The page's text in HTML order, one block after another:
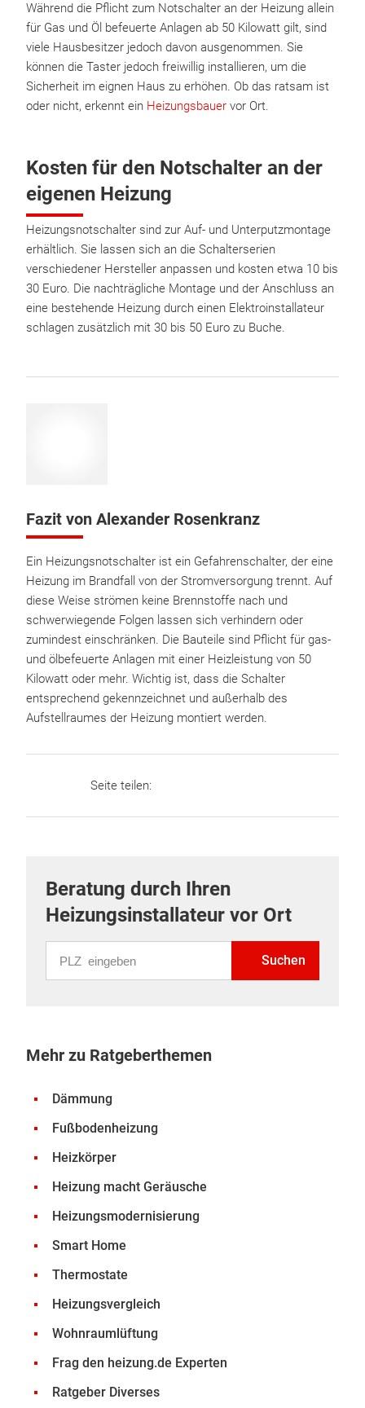
Während die Pflicht zum Notschalter an der Heizung allein
für Gas und Öl befeuerte Anlagen ab 50 Kilowatt gilt, sind
viele Hausbesitzer jedoch davon ausgenommen. Sie
können die Taster jedoch freiwillig installieren, um die
Sicherheit im eignen Haus zu erhöhen. Ob das ratsam ist
oder nicht, erkennt ein Heizungsbauer vor Ort.
Kosten für den Notschalter an der
eigenen Heizung
Heizungsnotschalter sind zur Auf- und Unterputzmontage
erhältlich. Sie lassen sich an die Schalterserien
verschiedener Hersteller anpassen und kosten etwa 10 bis
30 Euro. Die nachträgliche Montage und der Anschluss an
eine bestehende Heizung durch einen Elektroinstallateur
schlagen zusätzlich mit 30 bis 50 Euro zu Buche.
Fazit von Alexander Rosenkranz
Ein Heizungsnotschalter ist ein Gefahrenschalter, der eine
Heizung im Brandfall von der Stromversorgung trennt. Auf
diese Weise strömen keine Brennstoffe nach und
schwerwiegende Folgen lassen sich verhindern oder
zumindest einschränken. Die Bauteile sind Pflicht für gas-
und ölbefeuerte Anlagen mit einer Heizleistung von 50
Kilowatt oder mehr. Wichtig ist, dass die Schalter
entsprechend gekennzeichnet und außerhalb des
Aufstellraumes der Heizung montiert werden.
Seite teilen:
Beratung durch Ihren
Heizungsinstallateur vor Ort
Suchen
Mehr zu Ratgeberthemen
Dämmung
Fußbodenheizung
Heizkörper
Heizung macht Geräusche
Heizungsmodernisierung
Smart Home
Thermostate
Heizungsvergleich
Wohnraumlüftung
Frag den heizung.de Experten
Ratgeber Diverses